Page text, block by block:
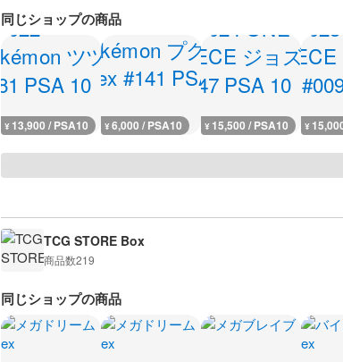
同じショップの商品
¥ 13,900 / PSA10 ¥6,000 / PSA10 ¥ 15,500 / PSA10 ¥
TCG STORE Box
商品数219
同じショップの商品